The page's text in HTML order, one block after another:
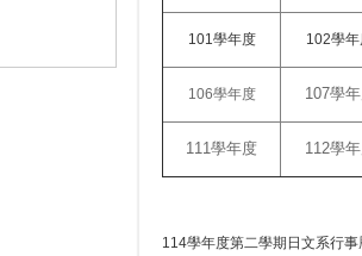
101學年度 102學
106學年度 107學
111學年度 112學
114學年度第二學期日文系行